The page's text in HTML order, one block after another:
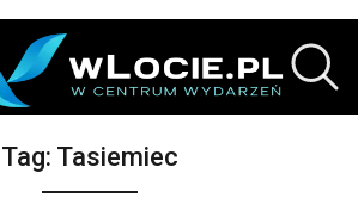
Tag: Tasiemiec